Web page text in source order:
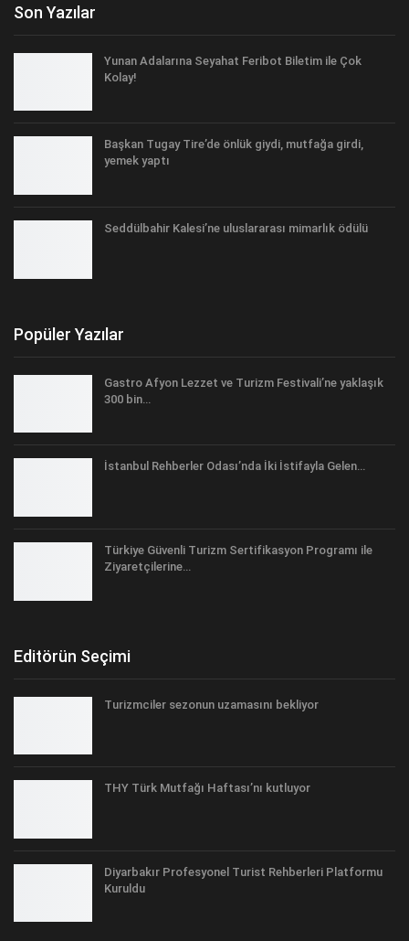
Son Yazılar
Yunan Adalarına Seyahat Feribot Biletim ile Çok
Kolay!
Başkan Tugay Tire’de önlük giydi, mutfağa girdi,
yemek yaptı
Seddülbahir Kalesi’ne uluslararası mimarlık ödülü
Popüler Yazılar
Gastro Afyon Lezzet ve Turizm Festivali’ne yaklaşık
300 bin…
İstanbul Rehberler Odası’nda İki İstifayla Gelen…
Türkiye Güvenli Turizm Sertifikasyon Programı ile
Ziyaretçilerine…
Editörün Seçimi
Turizmciler sezonun uzamasını bekliyor
THY Türk Mutfağı Haftası’nı kutluyor
Diyarbakır Profesyonel Turist Rehberleri Platformu
Kuruldu